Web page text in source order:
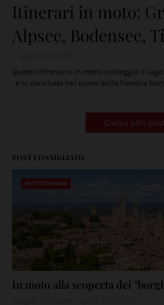
Itinerari in moto:
Alpsee, Bodensee,
Questo itinerario in moto costeggia il Lago
, e si conclude nel cuore della Foresta
Carica altri post
POST CONSIGLIATO
MOTOTURISMO
In moto alla scoperta dei